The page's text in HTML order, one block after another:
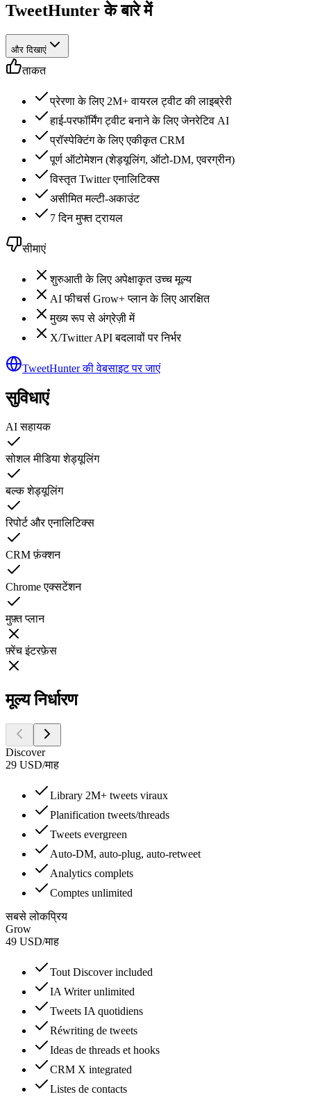
TweetHunter के बारे में
और दिखाएं
ताकत
प्रेरणा के लिए 2M+ वायरल ट्वीट की लाइब्रेरी
हाई-परफॉर्मिंग ट्वीट बनाने के लिए जेनरेटिव AI
प्रॉस्पेक्टिंग के लिए एकीकृत CRM
पूर्ण ऑटोमेशन (शेड्यूलिंग, ऑटो-DM, एवरग्रीन)
विस्तृत Twitter एनालिटिक्स
असीमित मल्टी-अकाउंट
7 दिन मुफ्त ट्रायल
सीमाएं
शुरुआती के लिए अपेक्षाकृत उच्च मूल्य
AI फीचर्स Grow+ प्लान के लिए आरक्षित
मुख्य रूप से अंग्रेज़ी में
X/Twitter API बदलावों पर निर्भर
TweetHunter की वेबसाइट पर जाएं
सुविधाएं
AI सहायक
सोशल मीडिया शेड्यूलिंग
बल्क शेड्यूलिंग
रिपोर्ट और एनालिटिक्स
CRM फ़ंक्शन
Chrome एक्सटेंशन
मुफ़्त प्लान
फ़्रेंच इंटरफ़ेस
मूल्य निर्धारण
Discover
29 USD/माह
Library 2M+ tweets viraux
Planification tweets/threads
Tweets evergreen
Auto-DM, auto-plug, auto-retweet
Analytics complets
Comptes unlimited
सबसे लोकप्रिय
Grow
49 USD/माह
Tout Discover included
IA Writer unlimited
Tweets IA quotidiens
Réwriting de tweets
Ideas de threads et hooks
CRM X integrated
Listes de contacts